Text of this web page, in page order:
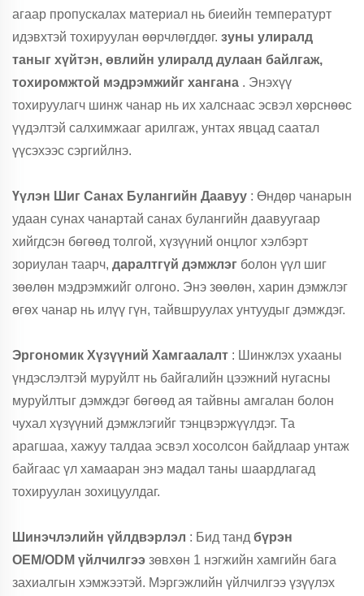
агаар пропускалах материал нь биеийн температурт
идэвхтэй тохируулан өөрчлөгддөг. зуны улиралд
таныг хүйтэн, өвлийн улиралд дулаан байлгаж,
тохиромжтой мэдрэмжийг хангана . Энэхүү
тохируулагч шинж чанар нь их халснаас эсвэл хөрснөөс
үүдэлтэй салхимжааг арилгаж, унтах явцад саатал
үүсэхээс сэргийлнэ.
Үүлэн Шиг Санах Булангийн Даавуу : Өндөр чанарын
удаан сунах чанартай санах булангийн даавуугаар
хийгдсэн бөгөөд толгой, хүзүүний онцлог хэлбэрт
зориулан таарч, даралтгүй дэмжлэг болон үүл шиг
зөөлөн мэдрэмжийг олгоно. Энэ зөөлөн, харин дэмжлэг
өгөх чанар нь илүү гүн, тайвшруулах унтуудыг дэмждэг.
Эргономик Хүзүүний Хамгаалалт : Шинжлэх ухааны
үндэслэлтэй муруйлт нь байгалийн цээжний нугасны
муруйлтыг дэмждэг бөгөөд ая тайвны амгалан болон
чухал хүзүүний дэмжлэгийг тэнцвэржүүлдэг. Та
арагшаа, хажуу талдаа эсвэл хосолсон байдлаар унтаж
байгаас үл хамааран энэ мадал таны шаардлагад
тохируулан зохицуулдаг.
Шинэчлэлийн үйлдвэрлэл : Бид танд бүрэн
OEM/ODM үйлчилгээ зөвхөн 1 нэгжийн хамгийн бага
захиалгын хэмжээтэй. Мэргэжлийн үйлчилгээ үзүүлэх